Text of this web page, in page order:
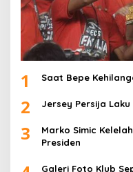
1 Saat Bepe
2 Jersey Persija
3
Marko Simic
Presiden
Galeri Foto Klub